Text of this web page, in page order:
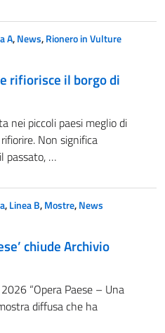
A,News,Rionero in Vulture
rifiorisce il borgo di
nei piccoli paesi meglio di
Non significa
passato, …
,Linea B,Mostre,News
chiude Archivio
“Opera Paese – Una
diffusa che ha